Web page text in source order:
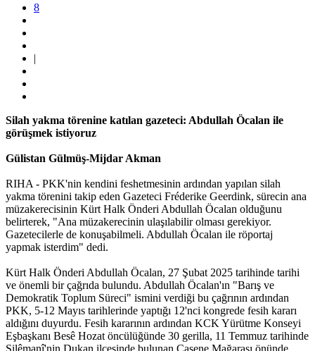
8
|
Silah yakma törenine katılan gazeteci: Abdullah Öcalan ile
görüşmek istiyoruz
Gülistan Gülmüş-Mijdar Akman
RIHA - PKK'nin kendini feshetmesinin ardından yapılan silah
yakma törenini takip eden Gazeteci Fréderike Geerdink, sürecin ana
müzakerecisinin Kürt Halk Önderi Abdullah Öcalan olduğunu
belirterek, "Ana müzakerecinin ulaşılabilir olması gerekiyor.
Gazetecilerle de konuşabilmeli. Abdullah Öcalan ile röportaj
yapmak isterdim" dedi.
Kürt Halk Önderi Abdullah Öcalan, 27 Şubat 2025 tarihinde tarihi
ve önemli bir çağrıda bulundu. Abdullah Öcalan'ın "Barış ve
Demokratik Toplum Süreci" ismini verdiği bu çağrının ardından
PKK, 5-12 Mayıs tarihlerinde yaptığı 12'nci kongrede fesih kararı
aldığını duyurdu. Fesih kararının ardından KCK Yürütme Konseyi
Eşbaşkanı Besê Hozat öncülüğünde 30 gerilla, 11 Temmuz tarihinde
Silêmanî'nin Dukan ilçesinde bulunan Casene Mağarası önünde